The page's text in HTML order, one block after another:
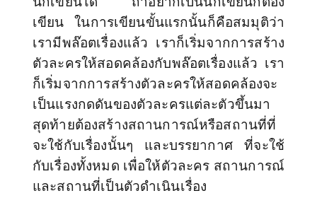
เขียน ในการเขียนขั้นแรกนั้นก็คือสมมุติว่า
เรามีพล๊อตเรื่องแล้ว เราก็เริ่มจากการสร้าง
ตัวละครให้สอดคล้องกับพล๊อตเรื่องแล้ว เรา
ก็เริ่มจากการสร้างตัวละครให้สอดคล้องจะ
เป็นแรงกดดันของตัวละครแต่ละตัวขึ้นมา
สุดท้ายต้องสร้างสถานการณ์หรือสถานที่ที่
จะใช้กับเรื่องนั้นๆ และบรรยากาศ ที่จะใช้
กับเรื่องทั้งหมด เพื่อให้ตัวละคร สถานการณ์
และสถานที่เป็นตัวดำเนินเรื่อง